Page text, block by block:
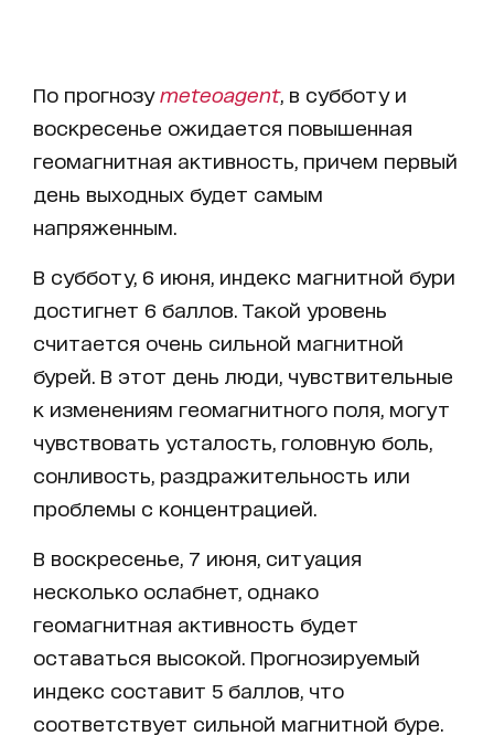
По прогнозу meteoagent, в субботу и
воскресенье ожидается повышенная
геомагнитная активность, причем первый
день выходных будет самым
напряженным.
В субботу, 6 июня, индекс магнитной бури
достигнет 6 баллов. Такой уровень
считается очень сильной магнитной
бурей. В этот день люди, чувствительные
к изменениям геомагнитного поля, могут
чувствовать усталость, головную боль,
сонливость, раздражительность или
проблемы с концентрацией.
В воскресенье, 7 июня, ситуация
несколько ослабнет, однако
геомагнитная активность будет
оставаться высокой. Прогнозируемый
индекс составит 5 баллов, что
соответствует сильной магнитной буре.